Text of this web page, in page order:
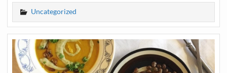
Uncategorized